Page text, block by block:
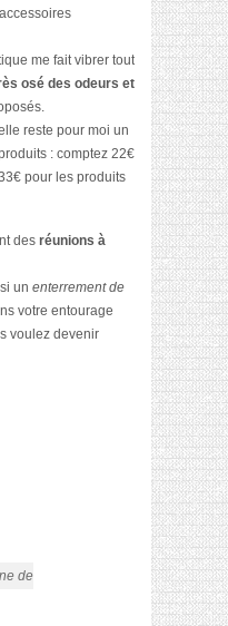
me fait vibrer tout
osé des odeurs et
reste pour moi un
: comptez 22€
pour les produits
des réunions à
un enterrement de
votre entourage
voulez devenir
de